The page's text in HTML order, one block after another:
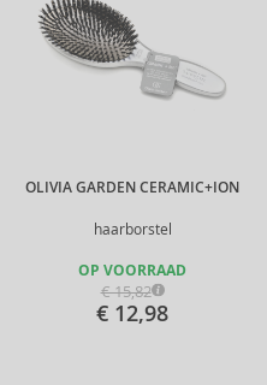
OLIVIA GARDEN CERAMIC+ION
haarborstel
OP VOORRAAD
€ 15,82
€ 12,98